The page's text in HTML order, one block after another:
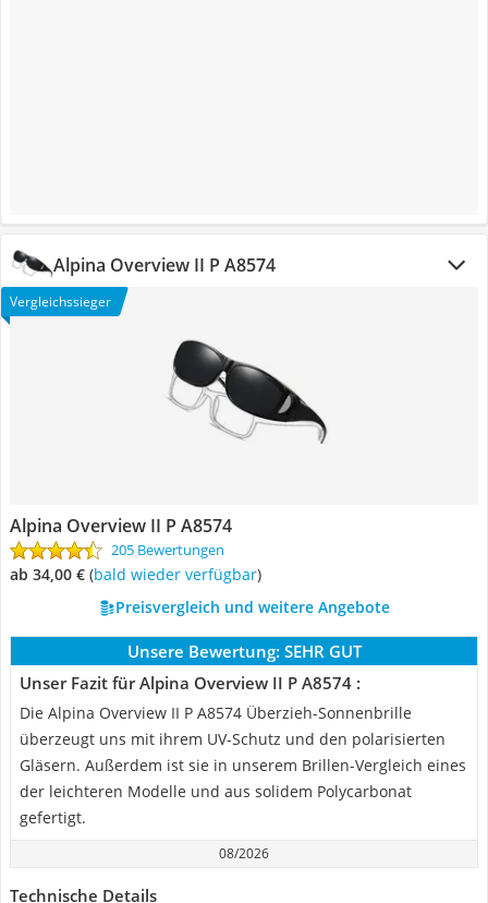
Alpina Overview II P A8574
Vergleichssieger
Alpina Overview II P A8574
205 Bewertungen
ab 34,00 € ( Bald wieder verfügbar)
Preisvergleich und weitere Angebote
Unsere Bewertung: SEHR GUT
Unser Fazit für Alpina Overview II P A8574 :
Die Alpina Overview II P A8574 Überzieh-Sonnenbrille
überzeugt uns mit ihrem UV-Schutz und den polarisierten
Gläsern. Außerdem ist sie in unserem Brillen-Vergleich eines
der leichteren Modelle und aus solidem Polycarbonat
gefertigt.
08/2026
Technische Details